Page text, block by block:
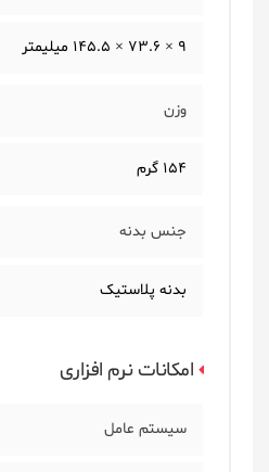
9 × 73.6 × 145.5 میلیمتر
وزن
154 گرم
جنس بدنه
بدنه پلاستیک
امکانات نرم افزاری
سیستم عامل